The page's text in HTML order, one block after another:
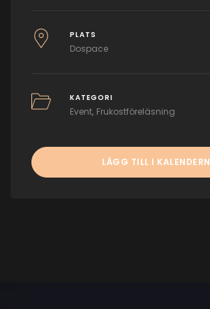
PLATS
Dospace
KATEGORI
Event Frukostföreläsning
LÄGG TILL I KALENDERN